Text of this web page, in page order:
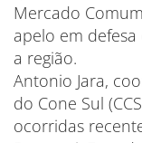
Mercado
apelo em
a região.
Antonio Jara,
do Cone Sul
ocorridas